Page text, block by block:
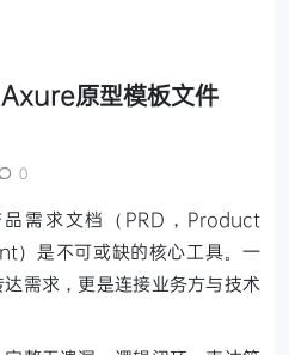
原型模板文件
0
需求文档（PRD，Product
是不可或缺的核心工具。一
需求，更是连接业务方与技术